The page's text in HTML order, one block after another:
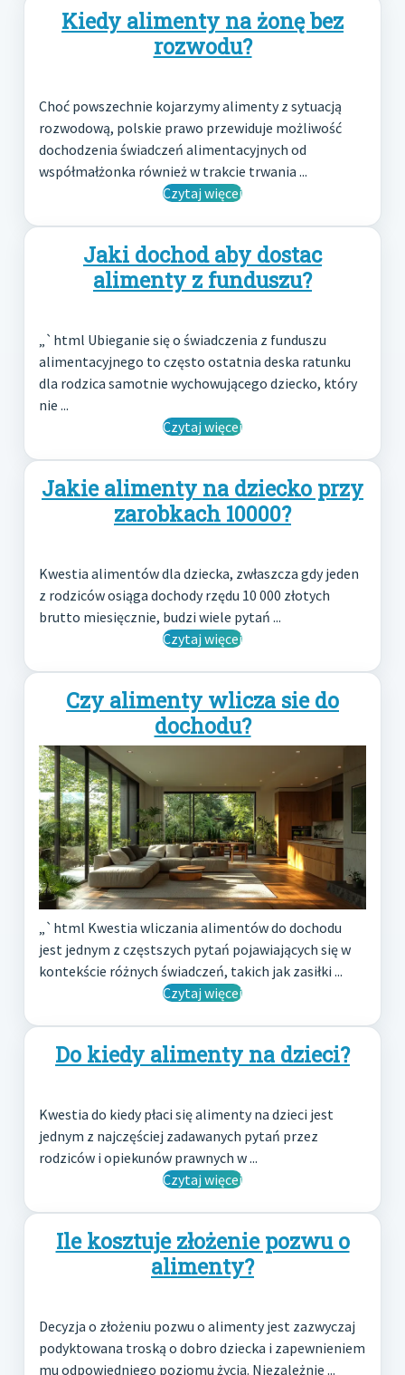
Kiedy alimenty na żonę bez
rozwodu?
Choć powszechnie kojarzymy alimenty z sytuacją
rozwodową, polskie prawo przewiduje możliwość
dochodzenia świadczeń alimentacyjnych od
współmałżonka również w trakcie trwania ...
Czytaj więcej
Jaki dochod aby dostac
alimenty z funduszu?
„`html Ubieganie się o świadczenia z funduszu
alimentacyjnego to często ostatnia deska ratunku
dla rodzica samotnie wychowującego dziecko, który
nie ...
Czytaj więcej
Jakie alimenty na dziecko przy
zarobkach 10000?
Kwestia alimentów dla dziecka, zwłaszcza gdy jeden
z rodziców osiąga dochody rzędu 10 000 złotych
brutto miesięcznie, budzi wiele pytań ...
Czytaj więcej
Czy alimenty wlicza sie do
dochodu?
„`html Kwestia wliczania alimentów do dochodu
jest jednym z częstszych pytań pojawiających się w
kontekście różnych świadczeń, takich jak zasiłki ...
Czytaj więcej
Do kiedy alimenty na dzieci?
Kwestia do kiedy płaci się alimenty na dzieci jest
jednym z najczęściej zadawanych pytań przez
rodziców i opiekunów prawnych w ...
Czytaj więcej
Ile kosztuje złożenie pozwu o
alimenty?
Decyzja o złożeniu pozwu o alimenty jest zazwyczaj
podyktowana troską o dobro dziecka i zapewnieniem
mu odpowiedniego poziomu życia. Niezależnie ...